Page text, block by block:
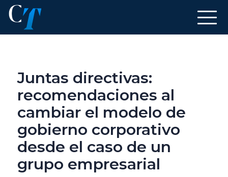
Juntas directivas:
recomendaciones al
cambiar el modelo de
gobierno corporativo
desde el caso de un
grupo empresarial